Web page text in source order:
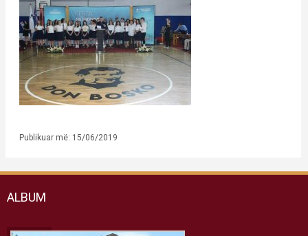
Publikuar më: 15/06/2019
ALBUM